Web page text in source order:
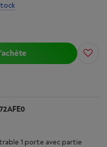
1 porte avec partie